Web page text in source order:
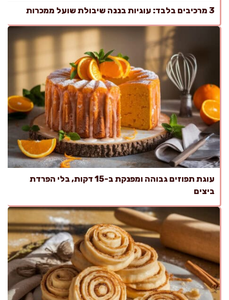
3 מרכיבים בלבד: עוגיות בננה שיבולת שועל ממכרות
עוגת תפוזים גבוהה ומפנקת ב-15 דקות, בלי הפרדת
ביצים